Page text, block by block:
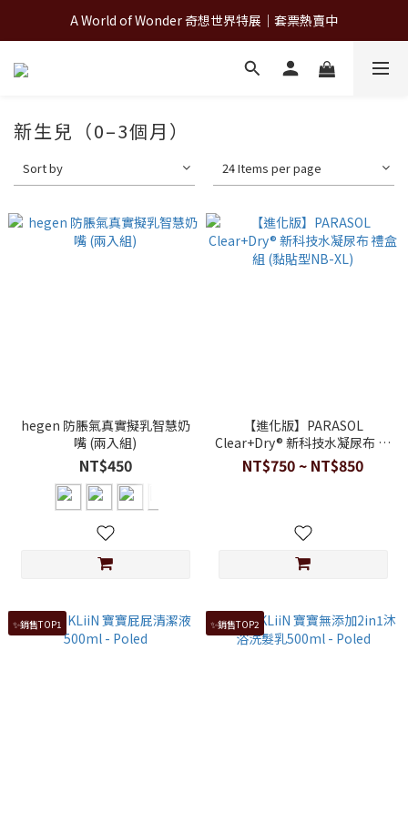
A World of Wonder 奇想世界特展｜套票熱賣中
A World of Wonder 奇想世界特展｜套票熱賣中
古北町總代理官方商城 hegen/PARASOL/färska/Poled/MiaMily
新生兒（0–3個月）
Sort by 24 Items per page
hegen 防脹氣真實擬乳智慧奶
嘴 (兩入組)
NT$450
【進化版】PARASOL
Clear+Dry® 新科技水凝尿布 禮
盒組 (黏貼型NB-XL)
NT$750 ~ NT$850
✨銷售TOP1 ✨銷售TOP2